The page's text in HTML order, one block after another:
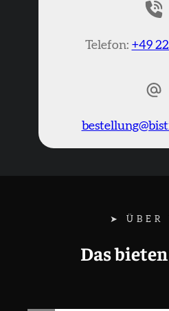
Telefon: +49
➤ ÜBER
Das